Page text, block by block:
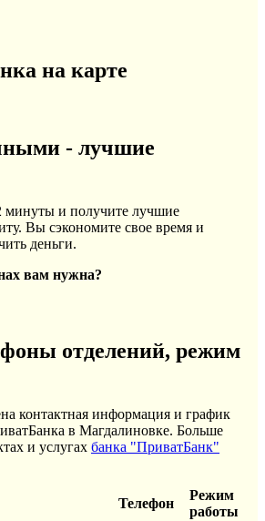
на карте
- лучшие
минуты и получите лучшие
Вы сэкономите свое время и
деньги.
вам нужна?
отделений, режим
контактная информация и график
в Магдалиновке. Больше
и услугах банка "ПриватБанк"
Телефон
Режим
работы